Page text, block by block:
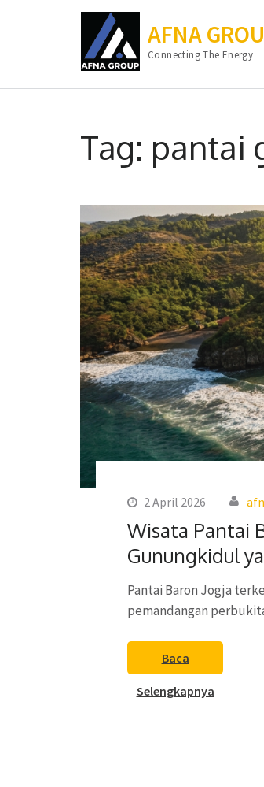
AFNA
Connecting The Energy
Tag: pantai
2 April 2026
Wisata Pantai
Gunungkidul
Pantai Baron Jogja
pemandangan
Baca
Selengkapnya